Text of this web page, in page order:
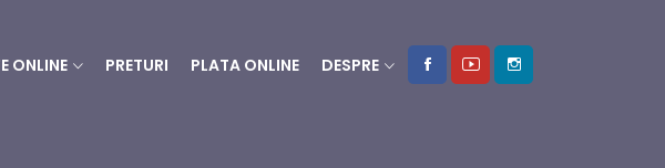
ONLINE PRETURI PLATA ONLINE DESPRE